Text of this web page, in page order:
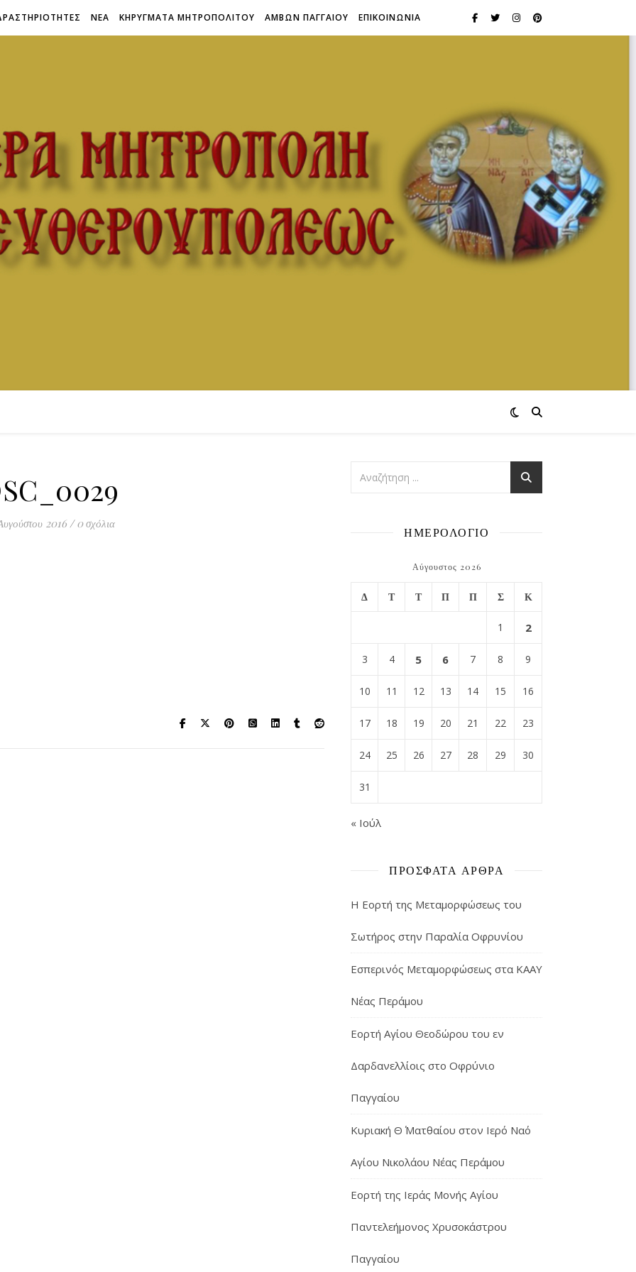
ΝΕΑ ΚΗΡΥΓΜΑΤΑ ΜΗΤΡΟΠΟΛΙΤΟΥ ΑΜΒΩΝ ΠΑΓΓΑΙΟΥ ΕΠΙΚΟΙΝΩΝΙΑ
2016 / 0 σχόλια
ΗΜΕΡΟΛΟΓΙΟ
Αύγουστος 2026
Δ Τ Τ Π Π Σ Κ
1 2
3 4 5 6 7 8 9
10 11 12 13 14 15 16
17 18 19 20 21 22 23
24 25 26 27 28 29 30
31
« Ιούλ
ΠΡΌΣΦΑΤΑ ΆΡΘΡΑ
Η Εορτή της Μεταμορφώσεως του
Σωτήρος στην Παραλία Οφρυνίου
Εσπερινός Μεταμορφώσεως στα ΚΑΑΥ
Νέας Περάμου
Εορτή Αγίου Θεοδώρου του εν
Δαρδανελλίοις στο Οφρύνιο
Παγγαίου
Κυριακή Θ΄ Ματθαίου στον Ιερό Ναό
Αγίου Νικολάου Νέας Περάμου
Εορτή της Ιεράς Μονής Αγίου
Παντελεήμονος Χρυσοκάστρου
Παγγαίου